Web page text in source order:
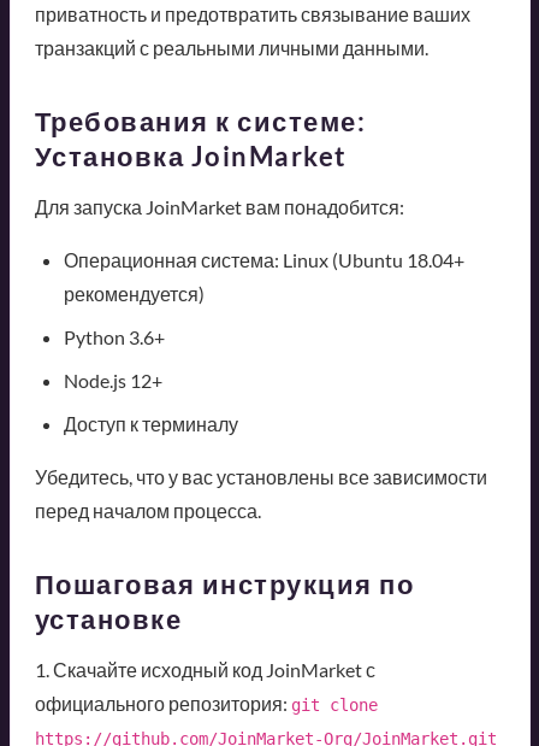
приватность и предотвратить связывание ваших
транзакций с реальными личными данными.
Требования к системе:
Установка JoinMarket
Для запуска JoinMarket вам понадобится:
Операционная система: Linux (Ubuntu 18.04+
рекомендуется)
Python 3.6+
Node.js 12+
Доступ к терминалу
Убедитесь, что у вас установлены все зависимости
перед началом процесса.
Пошаговая инструкция по
установке
1. Скачайте исходный код JoinMarket с
официального репозитория: git clone
https://github.com/JoinMarket-Org/JoinMarket.git